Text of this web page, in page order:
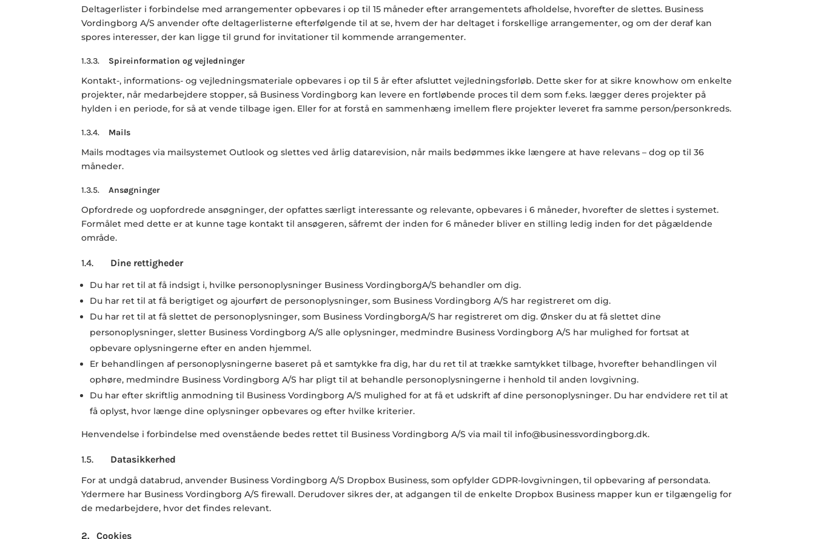
Deltagerlister i forbindelse med arrangementer opbevares i op til 15 måneder efter arrangementets afholdelse, hvorefter de slettes. Business
Vordingborg A/S anvender ofte deltagerlisterne efterfølgende til at se, hvem der har deltaget i forskellige arrangementer, og om der deraf kan
spores interesser, der kan ligge til grund for invitationer til kommende arrangementer.
1.3.3. Spireinformation og vejledninger
Kontakt-, informations- og vejledningsmateriale opbevares i op til 5 år efter afsluttet vejledningsforløb. Dette sker for at sikre knowhow om enkelte
projekter, når medarbejdere stopper, så Business Vordingborg kan levere en fortløbende proces til dem som f.eks. lægger deres projekter på
hylden i en periode, for så at vende tilbage igen. Eller for at forstå en sammenhæng imellem flere projekter leveret fra samme person/personkreds.
1.3.4. Mails
Mails modtages via mailsystemet Outlook og slettes ved årlig datarevision, når mails bedømmes ikke længere at have relevans – dog op til 36
måneder.
1.3.5.Ansøgninger
Opfordrede og uopfordrede ansøgninger, der opfattes særligt interessante og relevante, opbevares i 6 måneder, hvorefter de slettes i systemet.
Formålet med dette er at kunne tage kontakt til ansøgeren, såfremt der inden for 6 måneder bliver en stilling ledig inden for det pågældende
område.
1.4. Dine rettigheder
Du har ret til at få indsigt i, hvilke personoplysninger Business VordingborgA/S behandler om dig.
Du har ret til at få berigtiget og ajourført de personoplysninger, som Business Vordingborg A/S har registreret om dig.
Du har ret til at få slettet de personoplysninger, som Business VordingborgA/S har registreret om dig. Ønsker du at få slettet dine
personoplysninger, sletter Business Vordingborg A/S alle oplysninger, medmindre Business Vordingborg A/S har mulighed for fortsat at
opbevare oplysningerne efter en anden hjemmel.
Er behandlingen af personoplysningerne baseret på et samtykke fra dig, har du ret til at trække samtykket tilbage, hvorefter behandlingen vil
ophøre, medmindre Business VordingborgA/S har pligt til at behandle personoplysningerne i henhold til anden lovgivning.
Du har efter skriftlig anmodning til Business Vordingborg A/S mulighed for at få et udskrift af dine personoplysninger. Du har endvidere ret til at
få oplyst, hvor længe dine oplysninger opbevares og efter hvilke kriterier.
Henvendelse i forbindelse med ovenstående bedes rettet til Business Vordingborg A/S via mail til info@businessvordingborg.dk.
1.5. Datasikkerhed
For at undgå databrud, anvender Business VordingborgA/S Dropbox Business, som opfylder GDPR-lovgivningen, til opbevaring af persondata.
Ydermere har Business Vordingborg A/S firewall. Derudover sikres der, at adgangen til de enkelte Dropbox Business mapper kun er tilgængelig for
de medarbejdere, hvor det findes relevant.
2. Cookies